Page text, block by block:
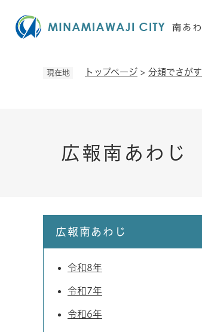
現在地 トップページ > 分類でさがす
広報南あわじ
広報南あわじ
令和8年
令和7年
令和6年